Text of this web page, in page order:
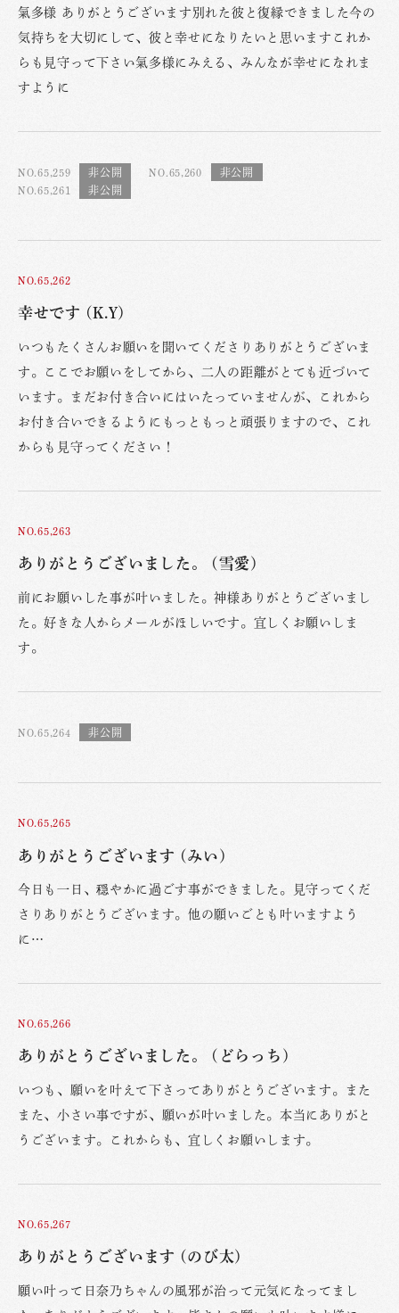
氣多様 ありがとうございます別れた彼と復縁できました今の
気持ちを大切にして、彼と幸せになりたいと思いますこれか
らも見守って下さい氣多様にみえる、みんなが幸せになれま
すように
NO.65,259
NO.65,260
NO.65,261
NO.65,262
幸せです (K.Y)
いつもたくさんお願いを聞いてくださりありがとうございま
す。ここでお願いをしてから、二人の距離がとても近づいて
います。まだお付き合いにはいたっていませんが、これから
お付き合いできるようにもっともっと頑張りますので、これ
からも見守ってください！
NO.65,263
ありがとうございました。 (雪愛)
前にお願いした事が叶いました。神様ありがとうございまし
た。好きな人からメールがほしいです。宜しくお願いしま
す。
NO.65,264
NO.65,265
ありがとうございます (みい)
今日も一日、穏やかに過ごす事ができました。見守ってくだ
さりありがとうございます。他の願いごとも叶いますよう
に…
NO.65,266
ありがとうございました。 (どらっち)
いつも、願いを叶えて下さってありがとうございます。また
また、小さい事ですが、願いが叶いました。本当にありがと
うございます。これからも、宜しくお願いします。
NO.65,267
ありがとうございます (のび太)
願い叶って日奈乃ちゃんの風邪が治って元気になってまし